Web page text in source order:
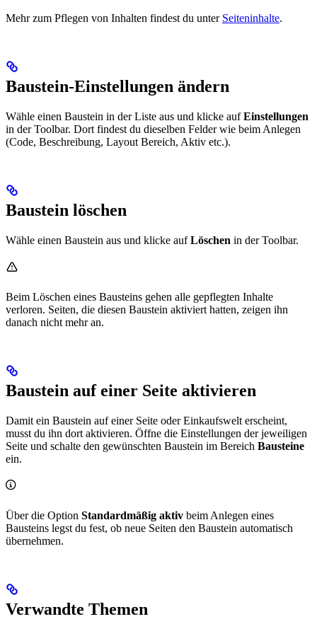
Mehr zum Pflegen von Inhalten findest du unter Seiteninhalte.
Baustein-Einstellungen ändern
Wähle einen Baustein in der Liste aus und klicke aufEinstellungen
in der Toolbar. Dort findest du dieselben Felder wie beim Anlegen
(Code, Beschreibung, Layout Bereich, Aktiv etc.).
Baustein löschen
Wähle einen Baustein aus und klicke aufLöschen in der Toolbar.
Beim Löschen eines Bausteins gehen alle gepflegten Inhalte
verloren. Seiten, die diesen Baustein aktiviert hatten, zeigen ihn
danach nicht mehr an.
Baustein auf einer Seite aktivieren
Damit ein Baustein auf einer Seite oder Einkaufswelt erscheint,
musst du ihn dort aktivieren. Öffne die Einstellungen der jeweiligen
Seite und schalte den gewünschten Baustein im Bereich Bausteine
ein.
Über die Option Standardmäßig aktiv beim Anlegen eines
Bausteins legst du fest, ob neue Seiten den Baustein automatisch
übernehmen.
Verwandte Themen